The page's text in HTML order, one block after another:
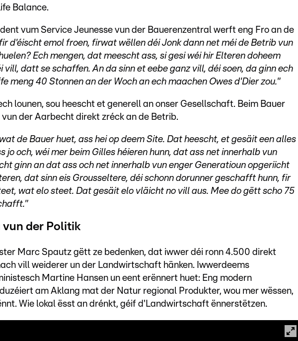
Balance.
vum Service Jeunesse vun der Bauerenzentral werft eng Fro an de
d'éischt emol froen, firwat wëllen déi Jonk dann net méi de Betrib vun
Ech mengen, dat meescht ass, si gesi wéi hir Elteren doheem
vill, datt se schaffen. An da sinn et eebe ganz vill, déi soen, da ginn ech
meng 40 Stonnen an der Woch an ech maachen Owes d'Dier zou."
lounen, sou heescht et generell an onser Gesellschaft. Beim Bauer
der Aarbecht direkt zréck an de Betrib.
de Bauer huet, ass hei op deem Site. Dat heescht, et gesäit een alles
jo och, wéi mer beim Gilles héieren hunn, dat ass net innerhalb vun
ginn an dat ass och net innerhalb vun enger Generatioun opgeriicht
dat sinn eis Grousseltere, déi schonn dorunner geschafft hunn, fir
wat elo steet. Dat gesäit elo vläicht no vill aus. Mee do gëtt scho 75
vun der Politik
Marc Spautz gëtt ze bedenken, dat iwwer déi ronn 4.500 direkt
vill weiderer un der Landwirtschaft hänken. Iwwerdeems
Martine Hansen un eent erënnert huet: Eng modern
am Aklang mat der Natur regional Produkter, wou mer wëssen,
Wie lokal ësst an drénkt, géif d'Landwirtschaft ënnerstëtzen.